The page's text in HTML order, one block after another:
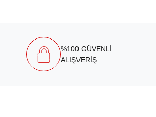
%100 GÜVENLİ
ALIŞVERİŞ